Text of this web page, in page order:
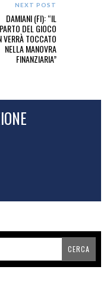
NEXT POST
DAMIANI (FI): “IL
DEL GIOCO
VERRÀ TOCCATO
NELLA MANOVRA
FINANZIARIA”